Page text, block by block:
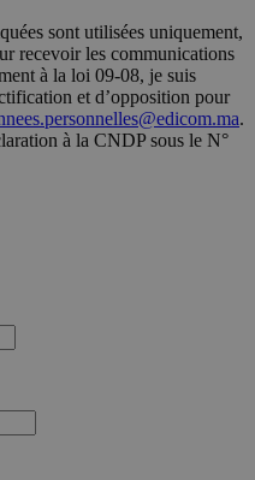
sont utilisées uniquement,
recevoir les communications
à la loi 09-08, je suis
et d’opposition pour
.
à la CNDP sous le N°